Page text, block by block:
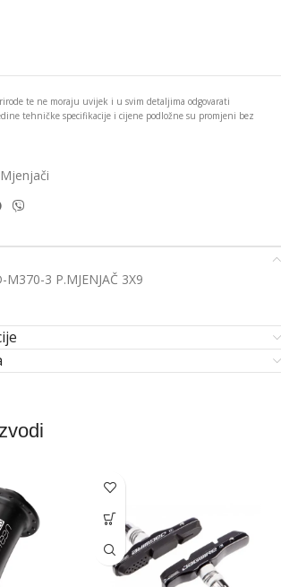
te ne moraju uvijek i u svim detaljima odgovarati
tehničke specifikacije i cijene podložne su promjeni bez
Mjenjači
3 P.MJENJAČ 3X9